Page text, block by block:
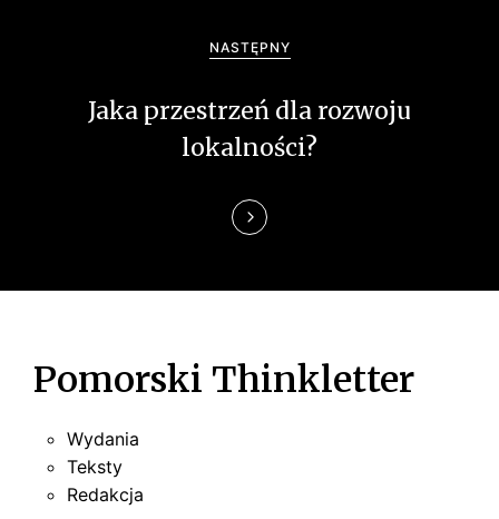
NASTĘPNY
Jaka przestrzeń dla rozwoju
lokalności?
Pomorski Thinkletter
Wydania
Teksty
Redakcja